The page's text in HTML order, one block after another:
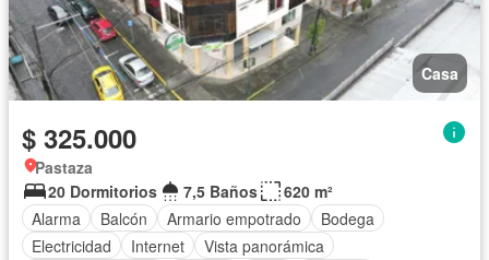
Casa
$ 325.000
Pastaza
20 Dormitorios
7,5 Baños
620 m²
Alarma
Balcón Armario empotrado
Bodega
Electricidad
Internet
Vista panorámica